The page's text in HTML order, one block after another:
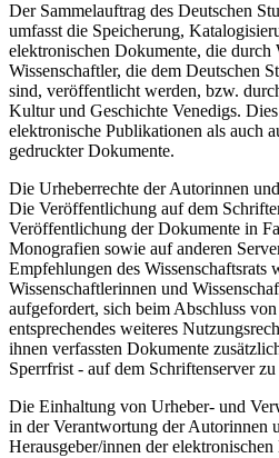
Der Sammelauftrag des Deutschen
umfasst die Speicherung,
elektronischen Dokumente, die durch
Wissenschaftler, die dem Deutschen
sind, veröffentlicht werden, bzw.
Kultur und Geschichte Venedigs.
elektronische Publikationen als auch
gedruckter Dokumente.
Die Urheberrechte der Autorinnen
Die Veröffentlichung auf dem
Veröffentlichung der Dokumente in
Monografien sowie auf anderen
Empfehlungen des Wissenschaftsrats
Wissenschaftlerinnen und
aufgefordert, sich beim Abschluss
entsprechendes weiteres
ihnen verfassten Dokumente
Sperrfrist - auf dem Schriftenserver
Die Einhaltung von Urheber- und
in der Verantwortung der Autorinnen
Herausgeber/innen der